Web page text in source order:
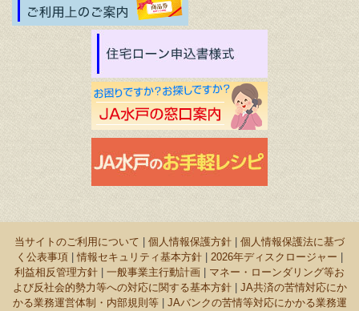
当サイトのご利用について 個人情報保護方針
個人情報保護法に基づ
く公表事項
情報セキュリティ基本方針 2026年ディスクロージャー
利益相反管理方針
一般事業主行動計画
マネー・ローンダリング等お
よび反社会的勢力等への対応に関する基本方針| JA共済の苦情対応にか
かる業務運営体制・内部規則等| JAバンクの苦情等対応にかかる業務運